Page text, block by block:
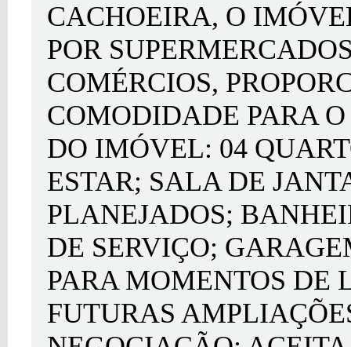
CACHOEIRA, O
POR
COMÉRCIOS,
COMODIDADE PARA
DO IMÓVEL: 04
ESTAR; SALA DE
PLANEJADOS;
DE SERVIÇO;
PARA MOMENTOS DE
FUTURAS